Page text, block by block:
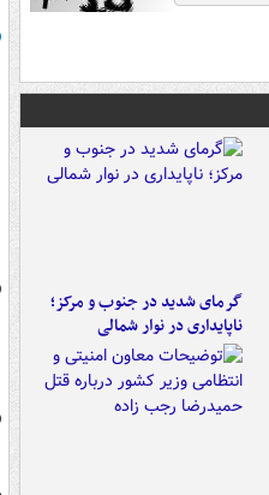
گرمای شدید در جنوب و مرکز؛
ناپایداری در نوار شمالی